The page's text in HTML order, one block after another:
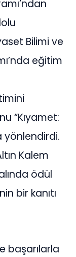
Bilimi ve
eğitim
“Kıyamet:
yönlendirdi.
Kalem
ödül
bir kanıtı
başarılarla